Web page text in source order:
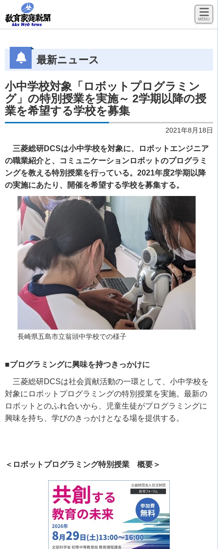
最新ニュース
小中学校対象「ロボットプログラミン
グ」の特別授業を実施～ 2学期以降の授
業を希望する学校を募集
2021年8月18日
三菱総研DCSは小中学校を対象に、ロボットエンジニア
の職業紹介と、コミュニケーションロボットのプログラミ
ングを教える特別授業を行っている。2021年度2学期以降
の実施にあたり、開催を希望する学校を募集する。
長崎県五島市立翁頭中学校での様子
■プログラミングに興味を持つきっかけに
三菱総研DCSは社会貢献活動の一環として、小中学校を
対象にロボットプログラミングの特別授業を実施。最新の
ロボットとのふれ合いから、児童生徒がプログラミングに
興味を持ち、学びのきっかけとなる場を提供する。
＜ロボットプログラミング特別授業 概要＞